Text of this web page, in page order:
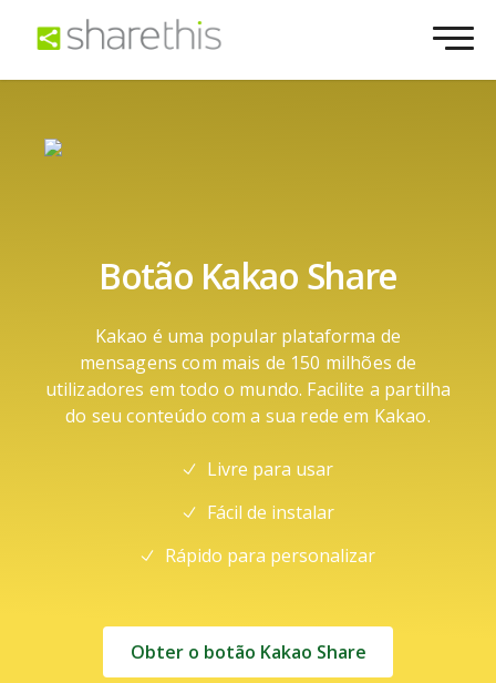
Botão Kakao Share
Kakao é uma popular plataforma de
mensagens com mais de 150 milhões de
utilizadores em todo o mundo. Facilite a partilha
do seu conteúdo com a sua rede em Kakao.
Livre para usar
Fácil de instalar
Rápido para personalizar
Obter o botão Kakao Share